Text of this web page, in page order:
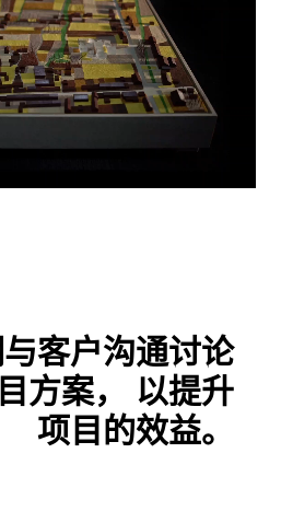
客户沟通讨论
方案， 以提升
项目的效益。